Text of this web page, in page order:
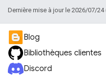
Dernière mise à jour le 2026/07/24
Blog
Bibliothèques clientes
Discord